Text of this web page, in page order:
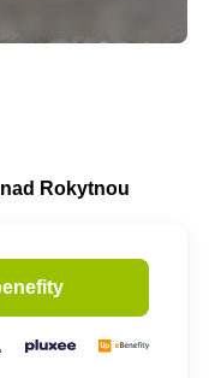
Rokytnou